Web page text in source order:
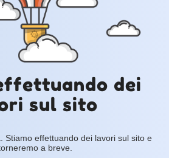
dei
sul sito
Stiamo effettuando dei lavori sul sito e
a breve.